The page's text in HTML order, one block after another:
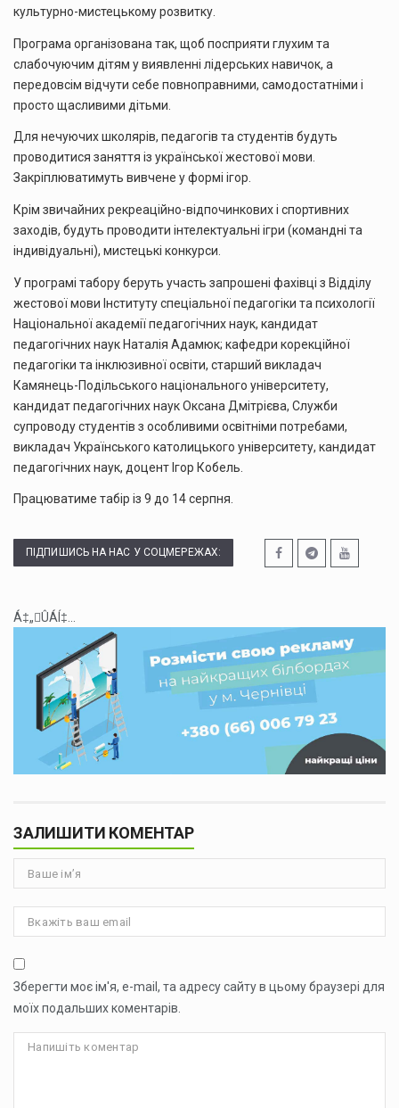
культурно-мистецькому розвитку.
Програма організована так, щоб посприяти глухим та
слабочуючим дітям у виявленні лідерських навичок, а
передовсім відчути себе повноправними, самодостатніми і
просто щасливими дітьми.
Для нечуючих школярів, педагогів та студентів будуть
проводитися заняття із української жестової мови.
Закріплюватимуть вивчене у формі ігор.
Крім звичайних рекреаційно-відпочинкових і спортивних
заходів, будуть проводити інтелектуальні ігри (командні та
індивідуальні), мистецькі конкурси.
У програмі табору беруть участь запрошені фахівці з Відділу
жестової мови Інституту спеціальної педагогіки та психології
Національної академії педагогічних наук, кандидат
педагогічних наук Наталія Адамюк; кафедри корекційної
педагогіки та інклюзивної освіти, старший викладач
Камянець-Подільського національного університету,
кандидат педагогічних наук Оксана Дмітрієва, Служби
супроводу студентів з особливими освітніми потребами,
викладач Українського католицького університету, кандидат
педагогічних наук, доцент Ігор Кобель.
Працюватиме табір із 9 до 14 серпня.
ПІДПИШИСЬ НА НАС У СОЦМЕРЕЖАХ:
Á‡„ÛÁÍ‡...
ЗАЛИШИТИ КОМЕНТАР
Зберегти моє ім'я, e-mail, та адресу сайту в цьому браузері для
моїх подальших коментарів.